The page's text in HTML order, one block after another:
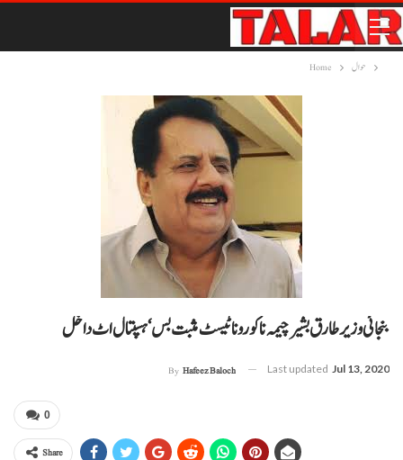
Home حوال
بنجائی وزیر طارق بشیر چیمہ نا کورونا ٹیسٹ مثبت بس‘ ہسپتال اٹ داخل
By Hafeez Baloch Last updated Jul 13, 2020
0
Share